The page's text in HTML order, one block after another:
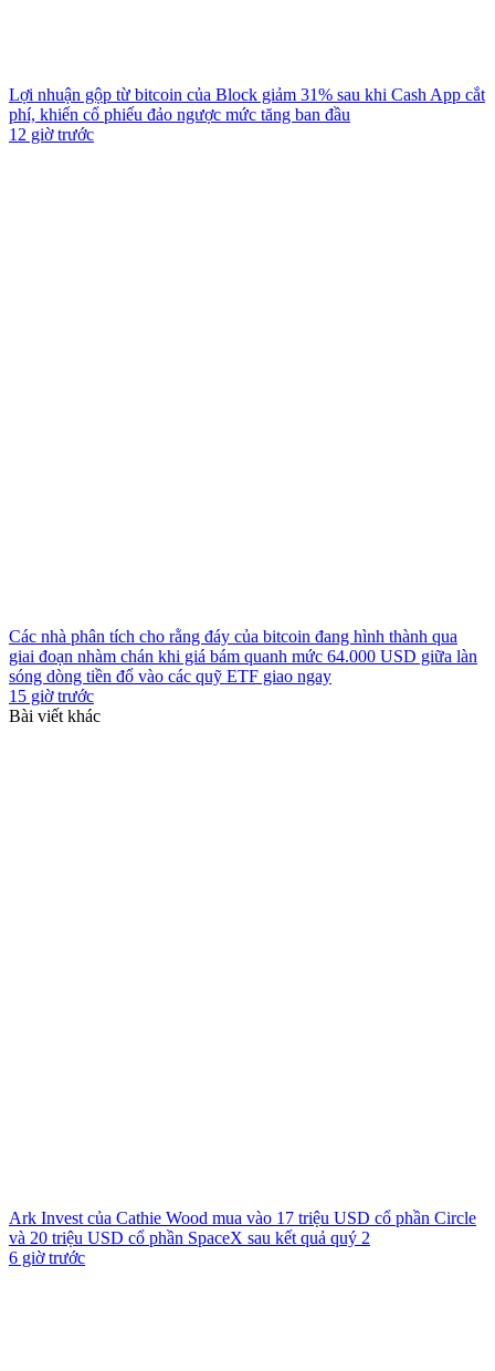
Lợi nhuận gộp từ bitcoin của Block giảm 31% sau khi Cash App cắt
phí, khiến cổ phiếu đảo ngược mức tăng ban đầu
12 giờ trước
Các nhà phân tích cho rằng đáy của bitcoin đang hình thành qua
giai đoạn nhàm chán khi giá bám quanh mức 64.000 USD giữa làn
sóng dòng tiền đổ vào các quỹ ETF giao ngay
15 giờ trước
Bài viết khác
Ark Invest của Cathie Wood mua vào 17 triệu USD cổ phần Circle
và 20 triệu USD cổ phần SpaceX sau kết quả quý 2
6 giờ trước